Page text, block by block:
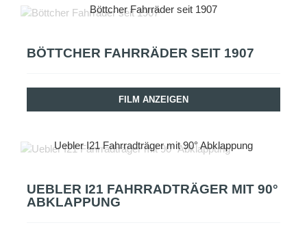
Böttcher Fahrräder seit 1907
BÖTTCHER FAHRRÄDER SEIT 1907
FILM ANZEIGEN
Uebler I21 Fahrradträger mit 90° Abklappung
UEBLER I21 FAHRRADTRÄGER MIT 90°
ABKLAPPUNG